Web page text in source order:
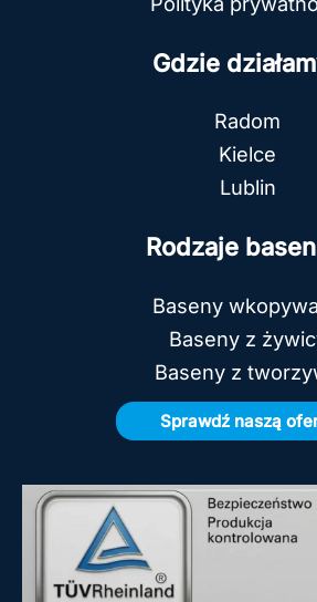
Gdzie
Radom
Kielce
Lublin
Rodzaje
Baseny
Baseny z
Baseny z
Sprawdź naszą